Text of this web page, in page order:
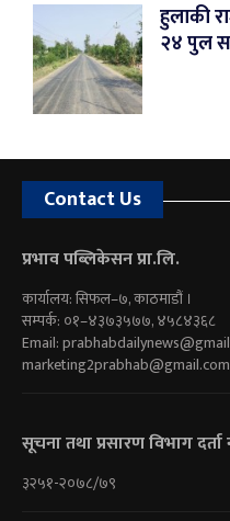
हुलाकी
२४ पुल
Contact Us
प्रभाव पब्लिकेसन प्रा.लि.
कार्यालय: सिफल–७, काठमाडौं ।
सम्पर्क: ०१–४३७३५७७, ४५८४३६८
Email:
marketing2prabhab@gmail.com
सूचना तथा प्रसारण विभाग दर्ता
३२५१-२०७८/७९